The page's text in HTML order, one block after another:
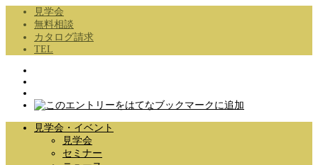
見学会
無料相談
カタログ請求
TEL
見学会・イベント
見学会
セミナー